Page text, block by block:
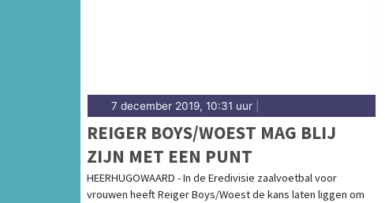
7 december 2019, 10:31 uur
REIGER BOYS/WOEST MAG BLIJ
ZIJN MET EEN PUNT
HEERHUGOWAARD - In de Eredivisie zaalvoetbal voor
vrouwen heeft Reiger Boys/Woest de kans laten liggen om